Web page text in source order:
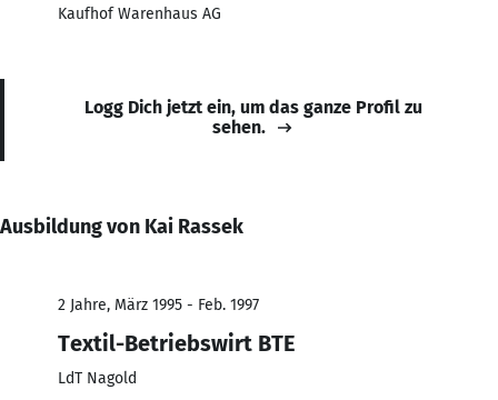
Kaufhof Warenhaus AG
Logg Dich jetzt ein, um das ganze Profil zu
sehen.
Ausbildung von Kai Rassek
2 Jahre, März 1995 - Feb. 1997
Textil-Betriebswirt BTE
LdT Nagold